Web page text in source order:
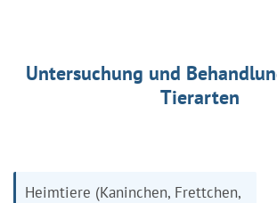
Untersuchung und
Tierarten
Heimtiere (Kaninchen, Frettchen,